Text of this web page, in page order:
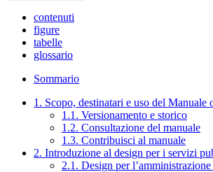
contenuti
figure
tabelle
glossario
Sommario
1. Scopo, destinatari e uso del Manuale
1.1. Versionamento e storico
1.2. Consultazione del manuale
1.3. Contribuisci al manuale
2. Introduzione al design per i servizi
2.1. Design per